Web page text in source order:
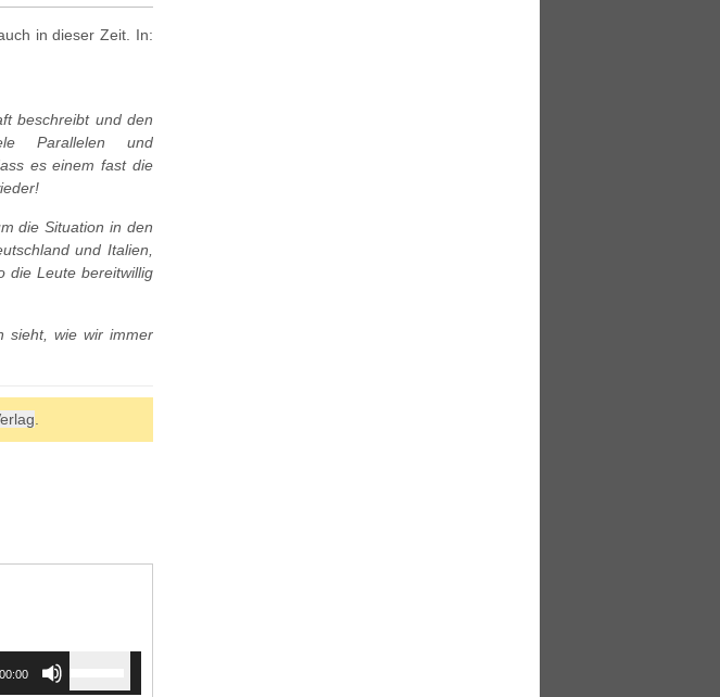
in dieser Zeit. In:
beschreibt und den
Parallelen und
es einem fast die
die Situation in den
und Italien,
die Leute bereitwillig
sieht, wie wir immer
.
00:00